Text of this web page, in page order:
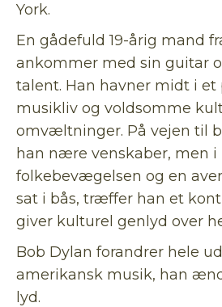
York.
En gådefuld 19-årig mand
ankommer med sin guitar
talent. Han havner midt i et
musikliv og voldsomme
omvæltninger. På vejen til
han nære venskaber, men
folkebevægelsen og en
sat i bås, træffer han et
giver kulturel genlyd over
Bob Dylan forandrer hele
amerikansk musik, han
lyd.